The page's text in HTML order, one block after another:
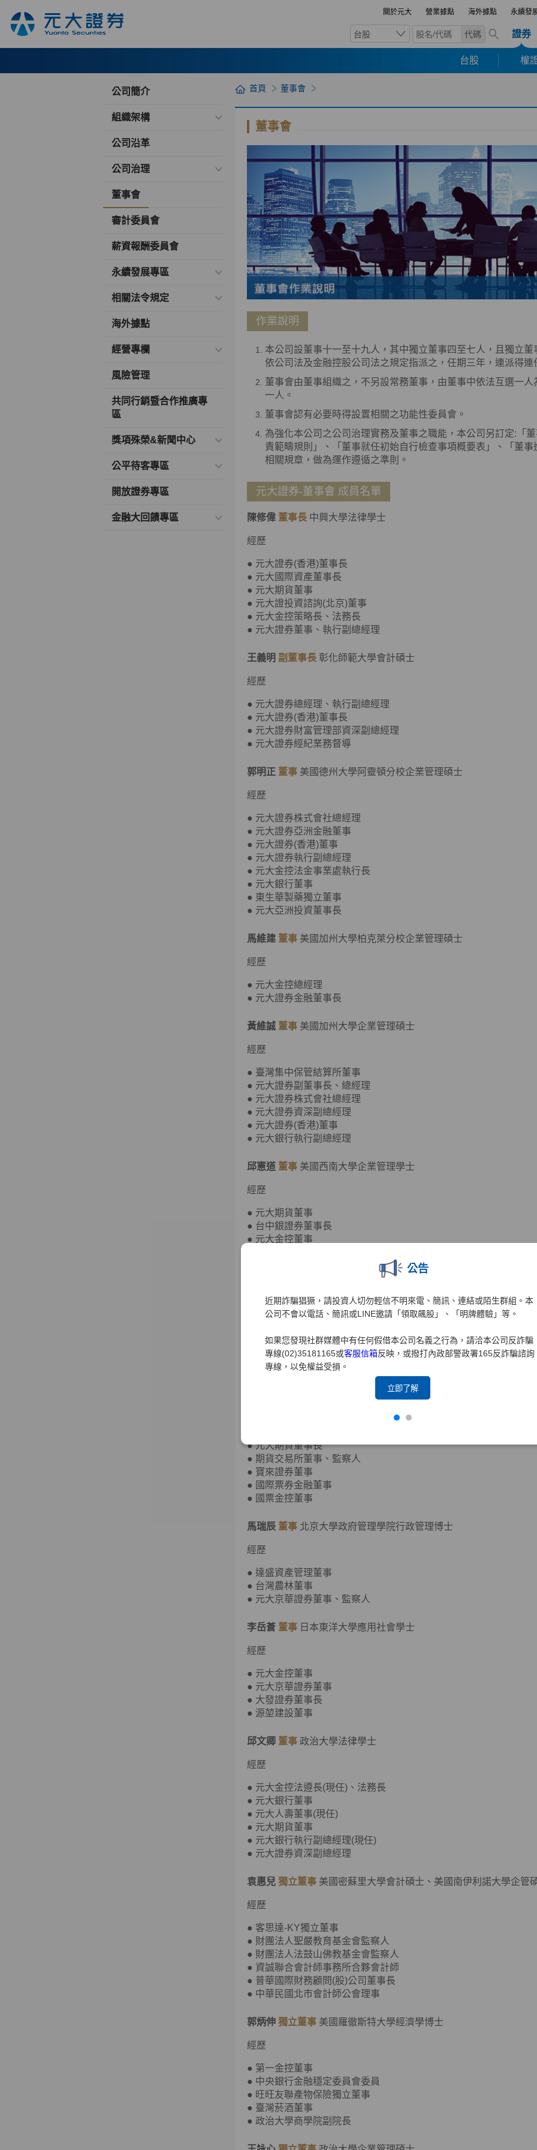
關於元大 營業據點 海外據點 永續發
台股 代碼 證券
台股 權
公告
近期詐騙猖獗，請投資人切勿輕信不明來電、簡訊、連結或陌生群組。本
公司不會以電話、簡訊或LINE邀請「領取飆股」、「明牌體驗」等。
如果您發現社群媒體中有任何假借本公司名義之行為，請洽本公司反詐騙
專線(02)35181165或客服信箱反映，或撥打內政部警政署165反詐騙諮詢
專線，以免權益受損。
立即了解
公司簡介
組織架構
公司沿革
公司治理
董事會
審計委員會
薪資報酬委員會
永續發展專區
相關法令規定
海外據點
經營專欄
風險管理
共同行銷暨合作推廣專
區
獎項殊榮&新聞中心
公平待客專區
開放證券專區
金融大回饋專區
首頁 董事會
董事會
作業說明
本公司設董事十一至十九人，其中獨立董事四至七人，且獨立
依公司法及金融控股公司法之規定指派之，任期三年，連派得連
董事會由董事組織之，不另設常務董事，由董事中依法互選一
一人。
董事會認有必要時得設置相關之功能性委員會。
為強化本公司之公司治理實務及董事之職能，本公司另訂定:「
責範疇規則」、「董事就任初始自行檢查事項概要表」、「董
相關規章，做為運作遵循之準則。
元大證券-董事會 成員名單
陳修偉 董事長 中興大學法律學士
經歷
● 元大證券(香港)董事長
● 元大國際資產董事長
● 元大期貨董事
● 元大證投資諮詢(北京)董事
● 元大金控策略長、法務長
● 元大證券董事、執行副總經理
王義明 副董事長 彰化師範大學會計碩士
經歷
● 元大證券總經理、執行副總經理
● 元大證券(香港)董事長
● 元大證券財富管理部資深副總經理
● 元大證券經紀業務督導
郭明正 董事 美國德州大學阿靈頓分校企業管理碩士
經歷
● 元大證券株式會社總經理
● 元大證券亞洲金融董事
● 元大證券(香港)董事
● 元大證券執行副總經理
● 元大金控法金事業處執行長
● 元大銀行董事
● 東生華製藥獨立董事
● 元大亞洲投資董事長
馬維建 董事 美國加州大學柏克萊分校企業管理碩士
經歷
● 元大金控總經理
● 元大證券金融董事長
黃維誠 董事 美國加州大學企業管理碩士
經歷
● 臺灣集中保管結算所董事
● 元大證券副董事長、總經理
● 元大證券株式會社總經理
● 元大證券資深副總經理
● 元大證券(香港)董事
● 元大銀行執行副總經理
邱憲道 董事 美國西南大學企業管理學士
經歷
● 元大期貨董事
● 台中銀證券董事長
● 元大金控董事
● 福安保代董事長
經歷
● 證券商業同業公會第七、八屆理事長
● 元大期貨董事長
● 期貨交易所董事、監察人
● 寶來證券董事
● 國際票券金融董事
● 國票金控董事
馬瑞辰 董事 北京大學政府管理學院行政管理博士
經歷
● 達盛資產管理董事
● 台灣農林董事
● 元大京華證券董事、監察人
李岳蒼 董事 日本東洋大學應用社會學士
經歷
● 元大金控董事
● 元大京華證券董事
● 大發證券董事長
● 源堃建設董事
邱文卿 董事 政治大學法律學士
經歷
● 元大金控法遵長(現任)、法務長
● 元大銀行董事
● 元大人壽董事(現任)
● 元大期貨董事
● 元大銀行執行副總經理(現任)
● 元大證券資深副總經理
袁惠兒 獨立董事 美國密蘇里大學會計碩士、美國南伊利諾大學企管
經歷
● 客思達-KY獨立董事
● 財團法人聖嚴教育基金會監察人
● 財團法人法鼓山佛教基金會監察人
● 資誠聯合會計師事務所合夥會計師
● 普華國際財務顧問(股)公司董事長
● 中華民國北市會計師公會理事
郭炳伸 獨立董事 美國羅徹斯特大學經濟學博士
經歷
● 第一金控董事
● 中央銀行金融穩定委員會委員
● 旺旺友聯產物保險獨立董事
● 臺灣菸酒董事
● 政治大學商學院副院長